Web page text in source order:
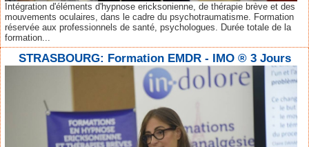
Intégration d'éléments d'hypnose ericksonienne, de thérapie brève et des
mouvements oculaires, dans le cadre du psychotraumatisme. Formation
réservée aux professionnels de santé, psychologues. Durée totale de la
formation...
STRASBOURG: Formation EMDR - IMO ® 3 Jours